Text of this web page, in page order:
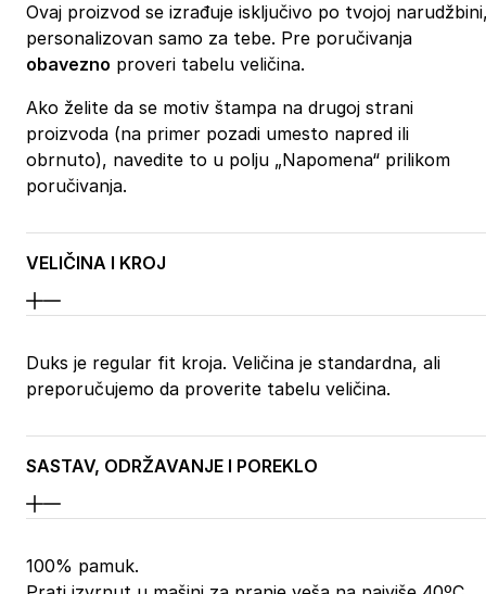
Ovaj proizvod se izrađuje isključivo po tvojoj
personalizovan samo za tebe. Pre poručivanja
obavezno proveri tabelu veličina.
Ako želite da se motiv štampa na drugoj strani
proizvoda (na primer pozadi umesto napred ili
obrnuto), navedite to u polju „Napomena“ prilikom
poručivanja.
VELIČINA I KROJ
Duks je regular fit kroja. Veličina je standardna, ali
preporučujemo da proverite tabelu veličina.
SASTAV, ODRŽAVANJE I POREKLO
100% pamuk.